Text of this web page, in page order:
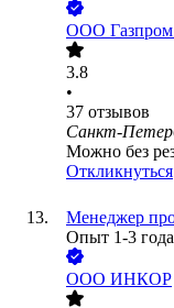
ООО
3.8
•
37 отзывов
Санкт-
Можно без
Откликнуться
Менеджер
Опыт 1-3 года
ООО ИНКОР